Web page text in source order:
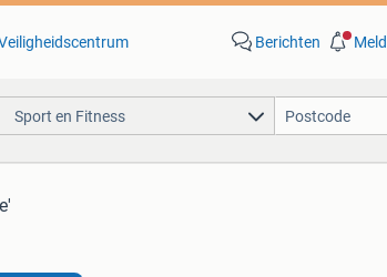
Berichten
Sport en Fitness